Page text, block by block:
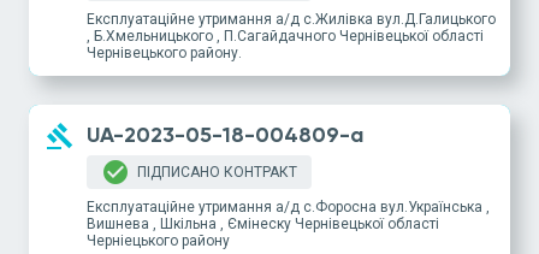
Експлуатаційне утримання а/д с.Жилівка вул.Д.Галицького
, Б.Хмельницького , П.Сагайдачного Чернівецької області
Чернівецького району.
gavel UA-2023-05-18-004809-a
check_circle ПІДПИСАНО КОНТРАКТ
Експлуатаційне утримання а/д с.Форосна вул.Українська ,
Вишнева , Шкільна , Ємінеску Чернівецької області
Черніецького району